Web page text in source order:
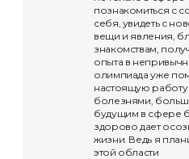
познакомиться с
себя, увидеть с
вещи и явления,
знакомствам,
опыта в
олимпиада уже
настоящую
болезнями,
будущим в сфере
здорово дает
жизни. Ведь я
этой области